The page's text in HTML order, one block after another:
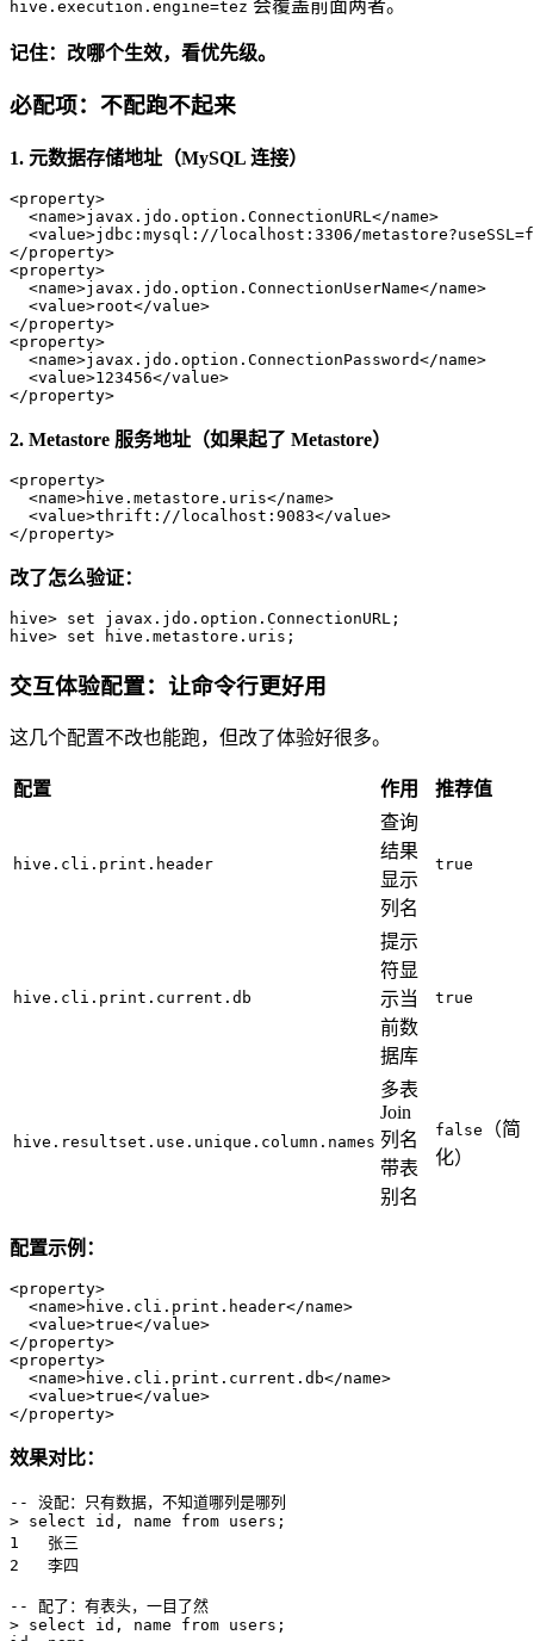
hive.execution.engine=tez 会覆盖前面两者。
记住：改哪个生效，看优先级。
必配项：不配跑不起来
1. 元数据存储地址（MySQL 连接）
<property>
<name>javax.jdo.option.ConnectionURL </name>
<value>jdbc:mysql://localhost:3306/
</property>
<property>
<name>javax.jdo.option.ConnectionUserName</name>
<value>root</value>
</property>
<property>
<name>javax.jdo.option.ConnectionPassword</name>
<value>123456</value>
</property>
2. Metastore 服务地址（如果起了 Metastore）
<property>
<name>hive.metastore.uris</name>
<value>thrift://localhost:9083</value>
</property>
改了怎么验证：
hive> set javax.jdo.option.ConnectionURL;
hive> set hive.metastore.uris;
交互体验配置：让命令行更好用
这几个配置不改也能跑，但改了体验好很多。
配置 作用 推荐值
hive.cli.print.header
查询
结果
显示
列名
true
hive.cli.print.current.db
提示
符显
示当
前数
据库
true
hive.resultset.use.unique.column.names
多表
Join
列名
带表
别名
false
（简
化）
配置示例：
<property>
<name>hive.cli.print.header</name>
<value>true</value>
</property>
<property>
<name>hive.cli.print.current.db</name>
<value>true</value>
</property>
效果对比：
-- 没配：只有数据，不知道哪列是哪列
> select id, name from
1
2
   李四
-- 配了：有表头，一目了然
> select id, name from users;